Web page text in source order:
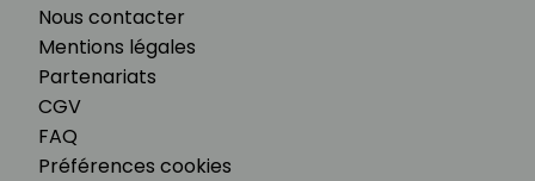
Nous contacter
Mentions légales
Partenariats
CGV
FAQ
Préférences cookies